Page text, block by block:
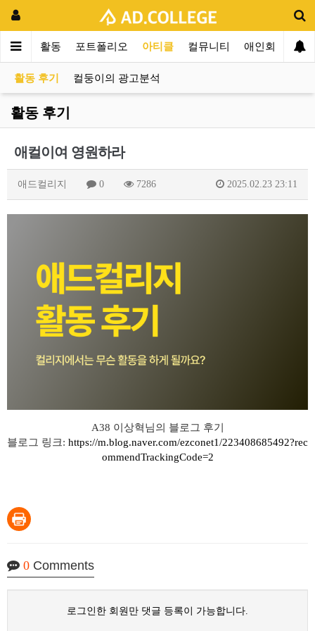
리지 활동 포트폴리오 아티클 컬뮤니티 애인회 신
활동 후기 컬둥이의 광고분석
활동 후기
애컬이여 영원하라
애드컬리지 0 7286 2025.02.23 23:11
A38 이상혁님의 블로그 후기
블로그 링크: https://m.blog.naver.com/ezconet1/223408685492?rec
ommendTrackingCode=2
0 Comments
로그인한 회원만 댓글 등록이 가능합니다.